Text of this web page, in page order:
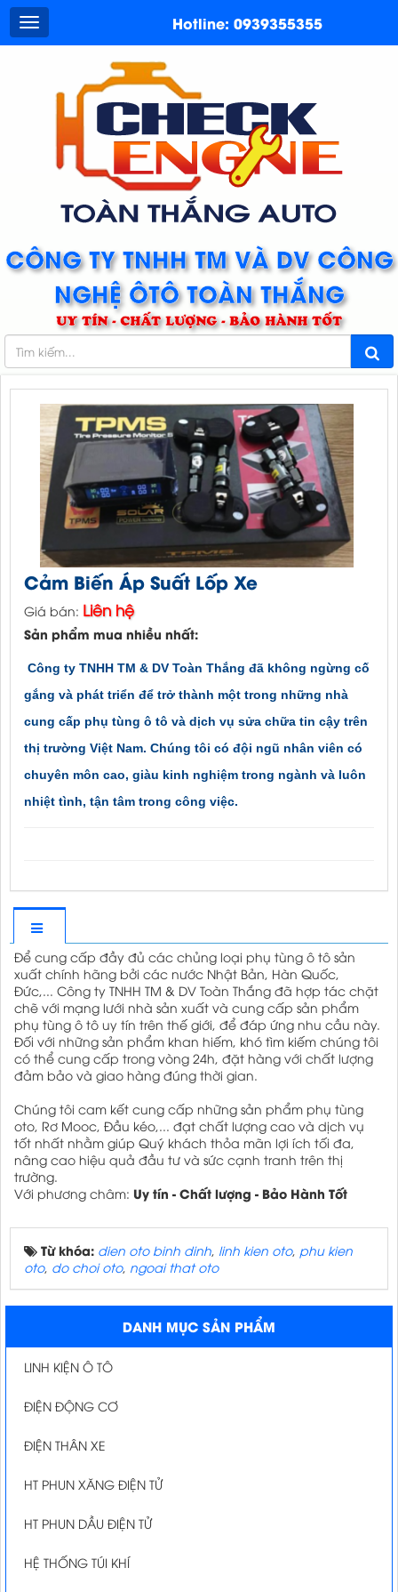
CÔNG TY TNHH TM VÀ DV CÔNG
NGHỆ ÔTÔ TOÀN THẮNG
UY TÍN - CHẤT LƯỢNG - BẢO HÀNH TỐT
Hotline: 0939355355
Cảm Biến Áp Suất Lốp Xe
Giá bán: Liên hệ
Sản phẩm mua nhiều nhất:
Công ty TNHH TM & DV Toàn Thắng đã không ngừng cố
gắng và phát triển để trở thành một trong những nhà
cung cấp phụ tùng ô tô và dịch vụ sửa chữa tin cậy trên
thị trường Việt Nam. Chúng tôi có đội ngũ nhân viên có
chuyên môn cao, giàu kinh nghiệm trong ngành và luôn
nhiệt tình, tận tâm trong công việc.
Để cung cấp đầy đủ các chủng loại phụ tùng ô tô sản
xuất chính hãng bởi các nước Nhật Bản, Hàn Quốc,
Đức,... Công ty TNHH TM & DV Toàn Thắng đã hợp tác chặt
chẽ với mạng lưới nhà sản xuất và cung cấp sản phẩm
phụ tùng ô tô uy tín trên thế giới, để đáp ứng nhu cầu này.
Đối với những sản phẩm khan hiếm, khó tìm kiếm chúng tôi
có thể cung cấp trong vòng 24h, đặt hàng với chất lượng
đảm bảo và giao hàng đúng thời gian.
Chúng tôi cam kết cung cấp những sản phẩm phụ tùng
oto, Rơ Mooc, Đầu kéo,... đạt chất lượng cao và dịch vụ
tốt nhất nhằm giúp Quý khách thỏa mãn lợi ích tối đa,
nâng cao hiệu quả đầu tư và sức cạnh tranh trên thị
trường.
Với phương châm: Uy tín - Chất lượng - Bảo Hành Tốt
Từ khóa: dien oto binh dinh, linh kien oto, phu kien
oto, do choi oto, ngoai that oto
DANH MỤC SẢN PHẨM
LINH KIỆN Ô TÔ
ĐIỆN ĐỘNG CƠ
ĐIỆN THÂN XE
HT PHUN XĂNG ĐIỆN TỬ
HT PHUN DẦU ĐIỆN TỬ
HỆ THỐNG TÚI KHÍ